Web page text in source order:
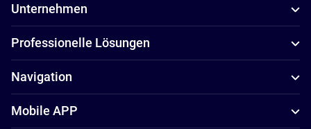
Unternehmen
Professionelle Lösungen
Navigation
Mobile APP